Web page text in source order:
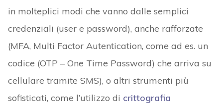
in molteplici modi che vanno dalle semplici
credenziali (user e password), anche rafforzate
(MFA, Multi Factor Autentication, come ad es. un
codice (OTP – One Time Password) che arriva su
cellulare tramite SMS), o altri strumenti più
sofisticati, come l’utilizzo di crittografia